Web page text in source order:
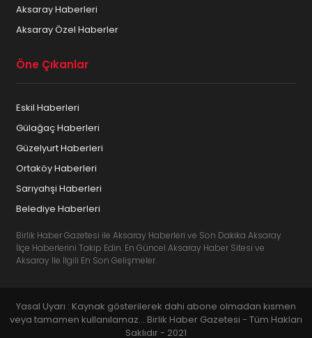
Aksaray Haberleri
Aksaray Özel Haberler
Öne Çıkanlar
Eskil Haberleri
Gülağaç Haberleri
Güzelyurt Haberleri
Ortaköy Haberleri
Sarıyahşi Haberleri
Belediye Haberleri
Birlik Haber Gazetesi ile Aksaray Haberleri ve Son Dakika Aksaray
İlçe Haberlerini Takip Edin. En Güncel Aksaray Haber Sitesi ve
Aksaray İle İlgili En Son Gelişmeler.
Yasal Uyarı : Kaynak gösterilerek dahi abone olmadan kısmen
veya tamamen kullanılamaz... Birlik Haber Gazetesi - Tüm Hakları
Saklıdır - 2021